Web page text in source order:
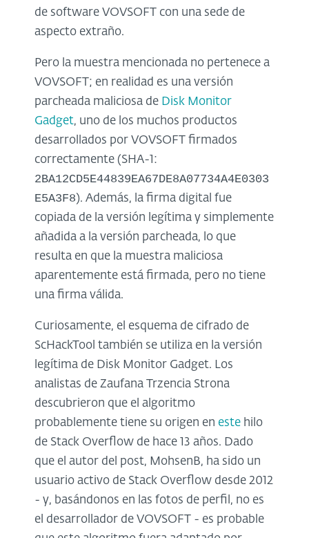
de software VOVSOFT con una sede de
aspecto extraño.
Pero la muestra mencionada no pertenece a
VOVSOFT; en realidad es una versión
parcheada maliciosa de Disk Monitor
Gadget, uno de los muchos productos
desarrollados por VOVSOFT firmados
correctamente (SHA-1:
2BA12CD5E44839EA67DE8A07734A4E0303
E5A3F8). Además, la firma digital fue
copiada de la versión legítima y simplemente
añadida a la versión parcheada, lo que
resulta en que la muestra maliciosa
aparentemente está firmada, pero no tiene
una firma válida.
Curiosamente, el esquema de cifrado de
ScHackTool también se utiliza en la versión
legítima de Disk Monitor Gadget. Los
analistas de Zaufana Trzencia Strona
descubrieron que el algoritmo
probablemente tiene su origen en este hilo
de Stack Overflow de hace 13 años. Dado
que el autor del post, MohsenB, ha sido un
usuario activo de Stack Overflow desde 2012
- y, basándonos en las fotos de perfil, no es
el desarrollador de VOVSOFT - es probable